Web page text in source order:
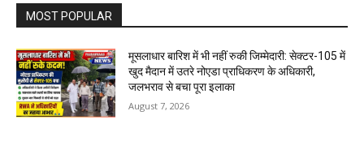
MOST POPULAR
मूसलाधार बारिश में भी नहीं रुकी जिम्मेदारी: सेक्टर-105 में
खुद मैदान में उतरे नोएडा प्राधिकरण के अधिकारी,
जलभराव से बचा पूरा इलाका
August 7, 2026